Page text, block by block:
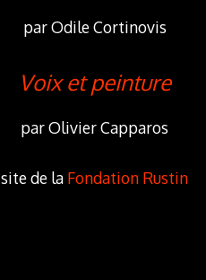
par Odile Cortinovis
Voix et peinture
par Olivier Capparos
site de la Fondation Rustin